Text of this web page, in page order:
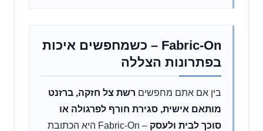
Fabric-On – כשמחפשים איכות
בפתרונות הצללה
בין אם אתם מחפשים רשת צל חזקה, ברזנט
מותאם אישית, סגירת חורף לפרגולה או
סוכך לבית ולעסק
– Fabric-On היא הכתובת